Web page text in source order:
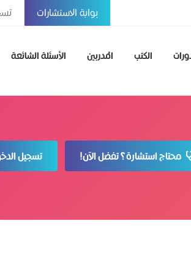
بوابة الاستشارات
الكتب المدربين الأسئلة الشائعة
محتاج استشارة؟ تفضل الآن! تسجيل